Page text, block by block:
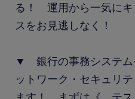
る！ 運用から一気にキ
スをお見逃しなく！
▼ 銀行の事務システ
ットワーク・セキュリ